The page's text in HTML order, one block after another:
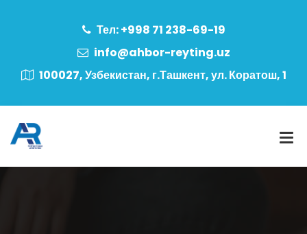
Тел: +998 71 238-69-19
info@ahbor-reyting.uz
100027, Узбекистан, г.Ташкент, ул. Коратош, 1